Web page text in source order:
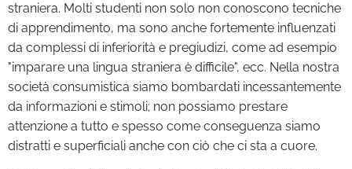
straniera. Molti studenti non solo non conoscono tecniche
di apprendimento, ma sono anche fortemente influenzati
da complessi di inferiorità e pregiudizi, come ad esempio
"imparare una lingua straniera è difficile", ecc. Nella nostra
società consumistica siamo bombardati incessantemente
da informazioni e stimoli; non possiamo prestare
attenzione a tutto e spesso come conseguenza siamo
distratti e superficiali anche con ciò che ci sta a cuore.